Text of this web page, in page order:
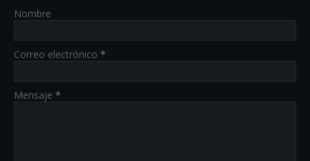
Nombre
Correo electrónico *
Mensaje *